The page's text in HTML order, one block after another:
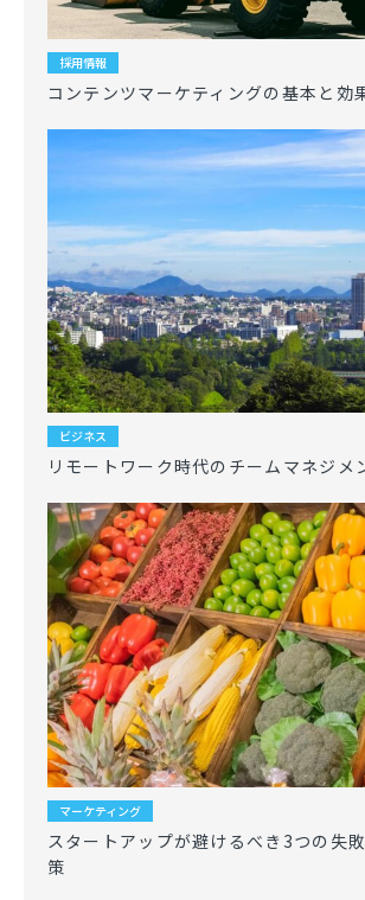
採用情報
コンテンツマーケティングの基本と効
ビジネス
リモートワーク時代のチームマネジメ
マーケティング
スタートアップが避けるべき3つの失
策